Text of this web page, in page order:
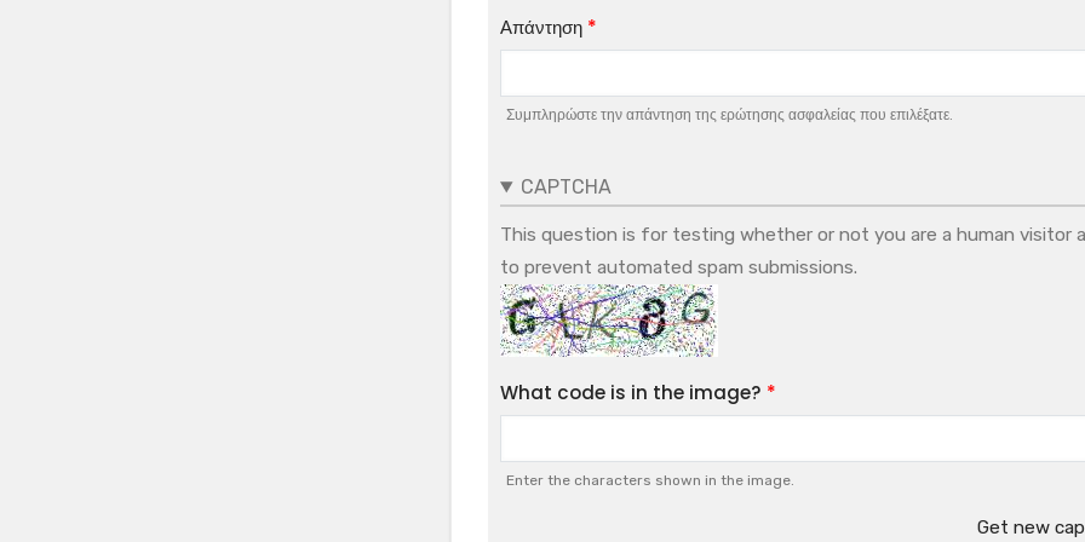
Απάντηση
Συμπληρώστε την απάντηση της ερώτησης ασφαλείας που επιλέξατε.
CAPTCHA
This question is for testing whether or not you are a human visitor
to prevent automated spam submissions.
What code is in the image?
Enter the characters shown in the image.
Get new